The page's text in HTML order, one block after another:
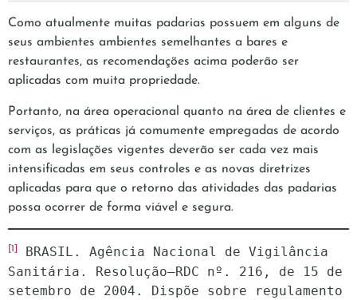
Como atualmente muitas padarias possuem em alguns de
seus ambientes ambientes semelhantes a bares e
restaurantes, as recomendações acima poderão ser
aplicadas com muita propriedade.
Portanto, na área operacional quanto na área de clientes e
serviços, as práticas já comumente empregadas de acordo
com as legislações vigentes deverão ser cada vez mais
intensificadas em seus controles e as novas diretrizes
aplicadas para que o retorno das atividades das padarias
possa ocorrer de forma viável e segura.
[1]
BRASIL. Agência Nacional de Vigilância
Sanitária. Resolução–RDC nº. 216, de 15 de
setembro de 2004. Dispõe sobre regulamento